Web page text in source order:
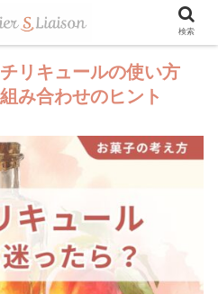
リキュールの使い方
み合わせのヒント
検索